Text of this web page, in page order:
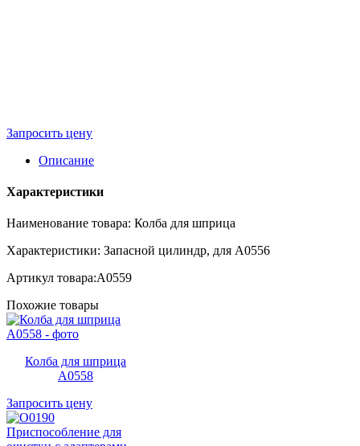
Запросить цену
Описание
Характеристики
Наименование товара: Колба для шприца
Характеристики: Запасной цилиндр, для A0556
Артикул товара:A0559
Похожие товары
Колба для шприца
A0558
Запросить цену